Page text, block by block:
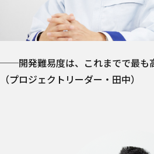
──開発難易度は、これまでで最も
（プロジェクトリーダー・田中）